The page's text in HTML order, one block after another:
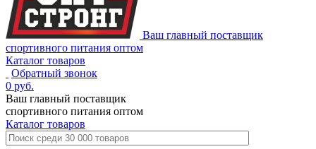
Ваш главный поставщик
спортивного питания оптом
Каталог товаров
Обратный звонок
0 руб.
Ваш главный поставщик
спортивного питания оптом
Каталог товаров